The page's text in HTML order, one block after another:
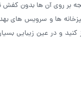
بر روی آن ها بدون کفش
ها و سرویس های
و در عین زیبایی